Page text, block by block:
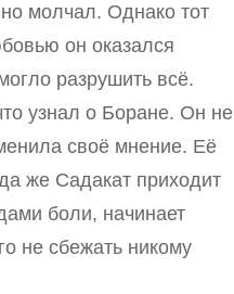
молчал. Однако тот
он оказался
разрушить всё.
узнал о Боране. Он не
своё мнение. Её
же Садакат приходит
боли, начинает
не сбежать никому